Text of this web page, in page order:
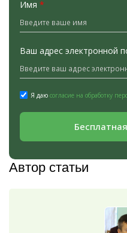
Имя *
Ваш адрес электронной
Я даю согласие на обработку
Автор статьи